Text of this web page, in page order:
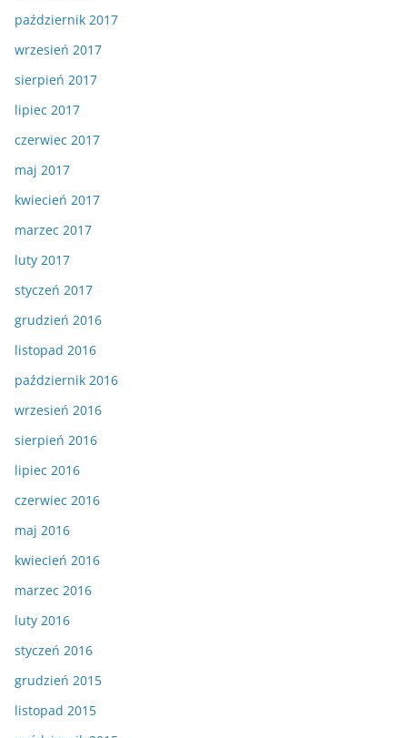
październik 2017
wrzesień 2017
sierpień 2017
lipiec 2017
czerwiec 2017
maj 2017
kwiecień 2017
marzec 2017
luty 2017
styczeń 2017
grudzień 2016
listopad 2016
październik 2016
wrzesień 2016
sierpień 2016
lipiec 2016
czerwiec 2016
maj 2016
kwiecień 2016
marzec 2016
luty 2016
styczeń 2016
grudzień 2015
listopad 2015